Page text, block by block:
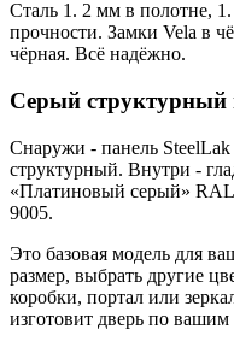
Сталь 1. 2 мм в полотне,
прочности. Замки Vela в
чёрная. Всё надёжно.
Серый структурный
Снаружи - панель
структурный. Внутри -
«Платиновый серый»
9005.
Это базовая модель для
размер, выбрать другие
коробки, портал или
изготовит дверь по